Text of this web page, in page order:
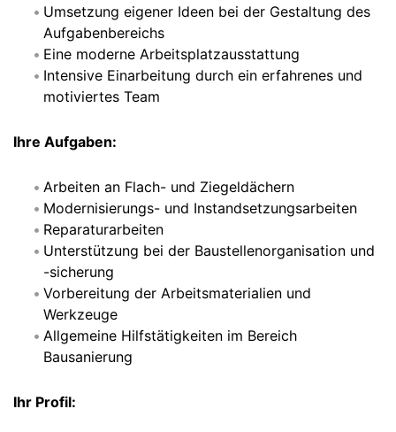
Umsetzung eigener Ideen bei der Gestaltung des
Aufgabenbereichs
Eine moderne Arbeitsplatzausstattung
Intensive Einarbeitung durch ein erfahrenes und
motiviertes Team
Ihre Aufgaben:
Arbeiten an Flach- und Ziegeldächern
Modernisierungs- und Instandsetzungsarbeiten
Reparaturarbeiten
Unterstützung bei der Baustellenorganisation und
-sicherung
Vorbereitung der Arbeitsmaterialien und
Werkzeuge
Allgemeine Hilfstätigkeiten im Bereich
Bausanierung
Ihr Profil: